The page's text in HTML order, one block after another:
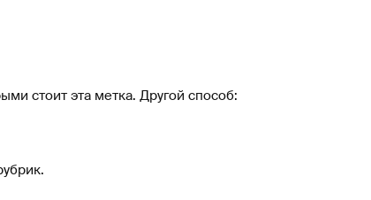
стоит эта метка. Другой способ: